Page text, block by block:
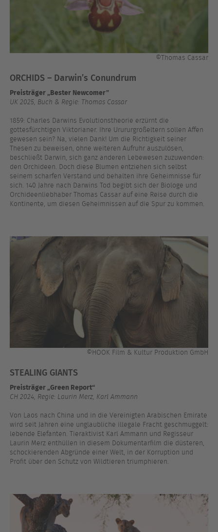
©Thomas Cassar
ORCHIDS – Darwin’s Conundrum
Preisträger „Bester Newcomer”
UK 2025, Buch & Regie: Thomas Cassar
1859: Charles Darwins Evolutionstheorie erzürnt die
gottesfürchtigen Viktorianer. Ihre Urururgroßeltern sollen Affen
gewesen sein? Na, vielen Dank! Um die Richtigkeit seiner
Thesen zu beweisen, ohne weiteren Aufruhr auszulösen,
beschließt Darwin, sich ganz anderen Lebewesen zuzuwenden:
den Orchideen. Doch diese Blumen entziehen sich selbst
seinem scharfen Verstand und behalten ihre Geheimnisse für
sich. 140 Jahre nach Darwins Tod begibt sich der Biologe und
Orchideenliebhaber Thomas Cassar auf eine Reise durch die
Kontinente, um diesen Geheimnissen auf die Spur zu kommen.
©HOOK Film & Kultur Produktion GmbH
STEALING GIANTS
Preisträger „Green Report“
CH 2024, Regie: Laurin Merz, Karl Ammann
Von Laos nach China und in die Vereinigten Arabischen Emirate
wird seit Jahren eine unglaubliche illegale Fracht geschmuggelt:
lebende Elefanten. Tieraktivist Karl Ammann und Regisseur
Laurin Merz enthüllen in diesem Dokumentarfilm die düsteren,
schockierenden Abgründe einer Welt, in der Korruption und
Profit über den Schutz von Wildtieren triumphieren.